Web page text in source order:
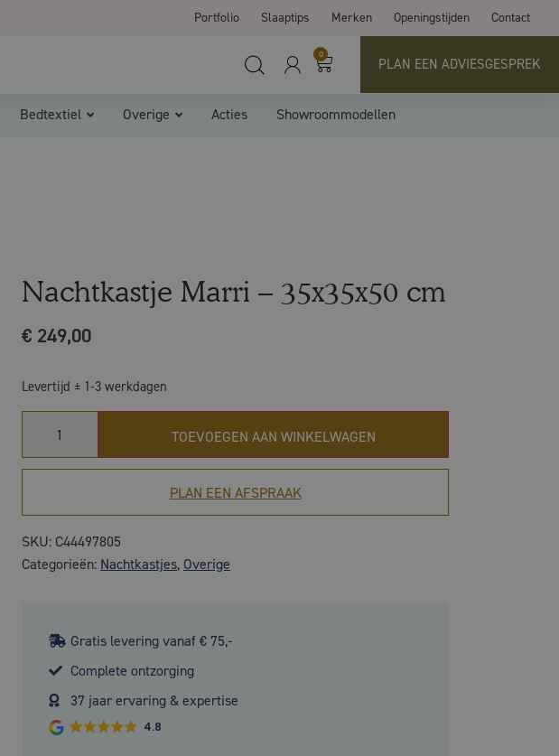
Portfolio Slaaptips Merken Openingstijden Contact
13.00 - 17.00
0
PLAN EEN ADVIESGESPREK
Bedtextiel Overige Acties Showroommodellen
Nachtkastje Marri – 35x35x50 cm
€ 249,00
Levertijd ± 1-3 werkdagen
TOEVOEGEN AAN WINKELWAGEN
PLAN EEN AFSPRAAK
SKU: C44497805
Categorieën: Nachtkastjes, Overige
Gratis levering vanaf € 75,-
Complete ontzorging
37 jaar ervaring & expertise
4.8